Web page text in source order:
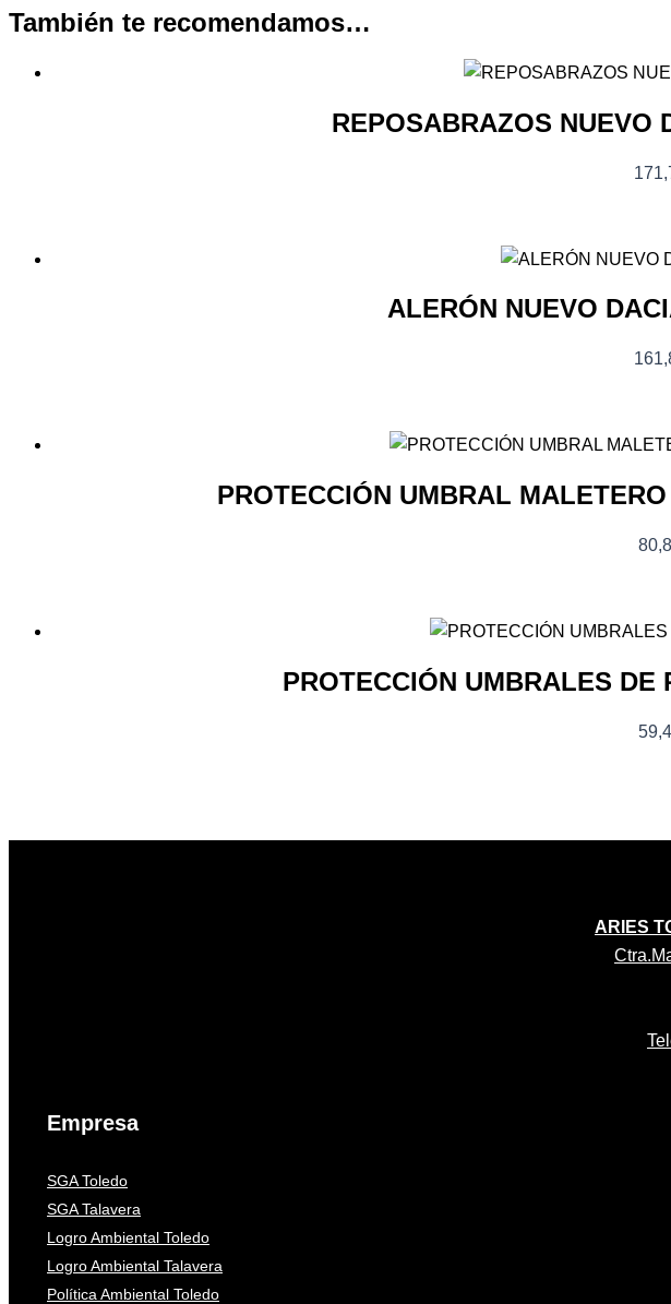
También te recomendamos…
REPOSABRAZOS NUEVO
ALERÓN NUEVO
PROTECCIÓN UMBRAL
PROTECCIÓN UMBRALES DE
ARIES
Empresa
SGA Toledo
SGA Talavera
Logro Ambiental Toledo
Logro Ambiental Talavera
Política Ambiental Toledo